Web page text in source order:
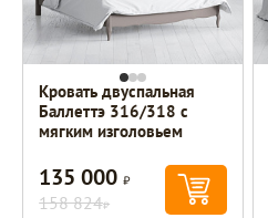
Кровать двуспальная
Баллеттэ 316/318 с
мягким изголовьем
135 000Р
158 824Р